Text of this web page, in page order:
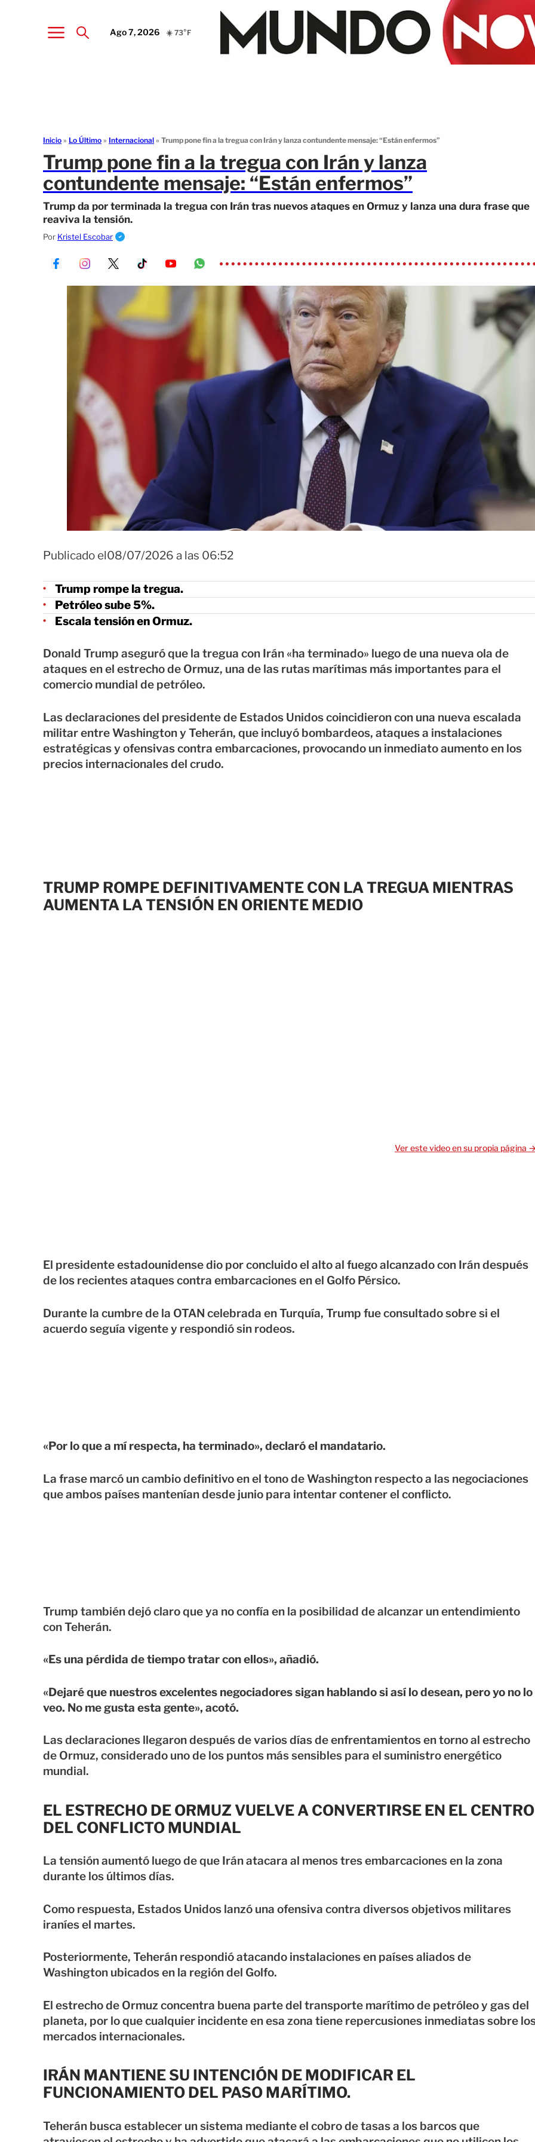
Ago 7, 2026 ☀️ 73°F
Inicio » Lo Último » Internacional » Trump pone fin a la tregua con Irán y lanza contundente mensaje: “Están enfermos”
Trump pone fin a la tregua con Irán y lanza
contundente mensaje: “Están enfermos”
Trump da por terminada la tregua con Irán tras nuevos ataques en Ormuz y lanza una dura frase que
reaviva la tensión.
Por Kristel Escobar
Publicado el08/07/2026 a las 06:52
Trump rompe la tregua.
Petróleo sube 5%.
Escala tensión en Ormuz.
Donald Trump aseguró que la tregua con Irán «ha terminado» luego de una nueva ola de
ataques en el estrecho de Ormuz, una de las rutas marítimas más importantes para el
comercio mundial de petróleo.
Las declaraciones del presidente de Estados Unidos coincidieron con una nueva escalada
militar entre Washington y Teherán, que incluyó bombardeos, ataques a instalaciones
estratégicas y ofensivas contra embarcaciones, provocando un inmediato aumento en los
precios internacionales del crudo.
TRUMP ROMPE DEFINITIVAMENTE CON LA TREGUA MIENTRAS
AUMENTA LA TENSIÓN EN ORIENTE MEDIO
Ver este video en su propia página
El presidente estadounidense dio por concluido el alto al fuego alcanzado con Irán después
de los recientes ataques contra embarcaciones en el Golfo Pérsico.
Durante la cumbre de la OTAN celebrada en Turquía, Trump fue consultado sobre si el
acuerdo seguía vigente y respondió sin rodeos.
«Por lo que a mí respecta, ha terminado», declaró el mandatario.
La frase marcó un cambio definitivo en el tono de Washington respecto a las negociaciones
que ambos países mantenían desde junio para intentar contener el conflicto.
Trump también dejó claro que ya no confía en la posibilidad de alcanzar un entendimiento
con Teherán.
«Es una pérdida de tiempo tratar con ellos», añadió.
«Dejaré que nuestros excelentes negociadores sigan hablando si así lo desean, pero yo no lo
veo. No me gusta esta gente», acotó.
Las declaraciones llegaron después de varios días de enfrentamientos en torno al estrecho
de Ormuz, considerado uno de los puntos más sensibles para el suministro energético
mundial.
EL ESTRECHO DE ORMUZ VUELVE A CONVERTIRSE EN EL CENTRO
DEL CONFLICTO MUNDIAL
La tensión aumentó luego de que Irán atacara al menos tres embarcaciones en la zona
durante los últimos días.
Como respuesta, Estados Unidos lanzó una ofensiva contra diversos objetivos militares
iraníes el martes.
Posteriormente, Teherán respondió atacando instalaciones en países aliados de
Washington ubicados en la región del Golfo.
El estrecho de Ormuz concentra buena parte del transporte marítimo de petróleo y gas del
planeta, por lo que cualquier incidente en esa zona tiene repercusiones inmediatas sobre
mercados internacionales.
IRÁN MANTIENE SU INTENCIÓN DE MODIFICAR EL
FUNCIONAMIENTO DEL PASO MARÍTIMO.
Teherán busca establecer un sistema mediante el cobro de tasas a los barcos que